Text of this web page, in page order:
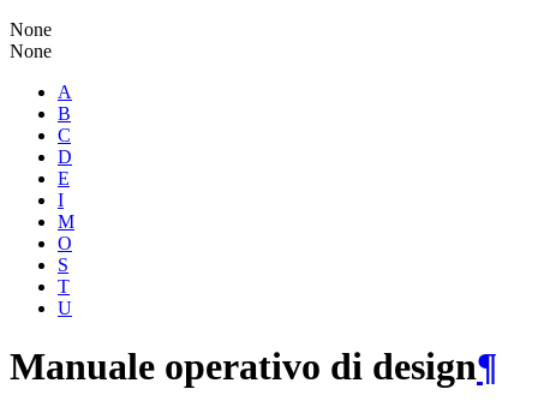
None
None
A
B
C
D
E
I
M
O
S
T
U
Manuale operativo di design¶